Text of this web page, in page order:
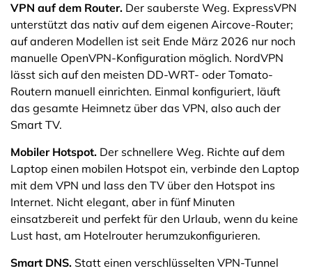
VPN auf dem Router. Der sauberste Weg. ExpressVPN
unterstützt das nativ auf dem eigenen Aircove-Router;
auf anderen Modellen ist seit Ende März 2026 nur noch
manuelle OpenVPN-Konfiguration möglich. NordVPN
lässt sich auf den meisten DD-WRT- oder Tomato-
Routern manuell einrichten. Einmal konfiguriert, läuft
das gesamte Heimnetz über das VPN, also auch der
Smart TV.
Mobiler Hotspot. Der schnellere Weg. Richte auf dem
Laptop einen mobilen Hotspot ein, verbinde den Laptop
mit dem VPN und lass den TV über den Hotspot ins
Internet. Nicht elegant, aber in fünf Minuten
einsatzbereit und perfekt für den Urlaub, wenn du keine
Lust hast, am Hotelrouter herumzukonfigurieren.
Smart DNS. Statt einen verschlüsselten VPN-Tunnel